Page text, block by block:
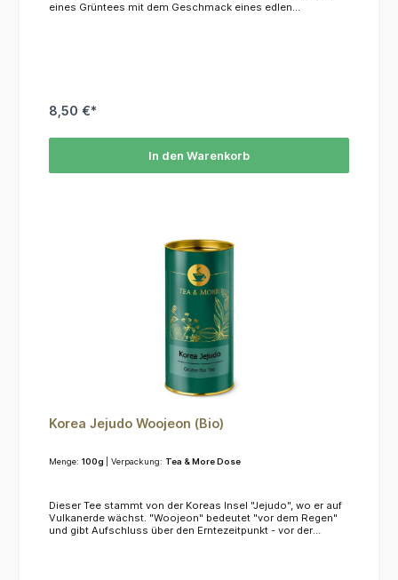
eines Grüntees mit dem Geschmack eines edlen
8,50 €*
In den Warenkorb
Korea Jejudo Woojeon (Bio)
Menge: 100g | Verpackung: Tea & More Dose
Dieser Tee stammt von der Koreas Insel "Jejudo", wo er auf
Vulkanerde wächst. "Woojeon" bedeutet "vor dem Regen"
und gibt Aufschluss über den Erntezeitpunkt - vor der